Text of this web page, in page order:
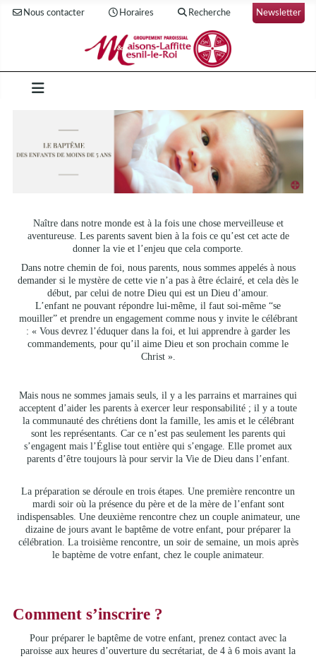
Nous contacter Horaires Recherche Newsletter
Naître dans notre monde est à la fois une chose merveilleuse et
aventureuse. Les parents savent bien à la fois ce qu’est cet acte de
donner la vie et l’enjeu que cela comporte.
Dans notre chemin de foi, nous parents, nous sommes appelés à nous
demander si le mystère de cette vie n’a pas à être éclairé, et cela dès le
début, par celui de notre Dieu qui est un Dieu d’amour.
L’enfant ne pouvant répondre lui-même, il faut soi-même “se
mouiller” et prendre un engagement comme nous y invite le célébrant
: « Vous devrez l’éduquer dans la foi, et lui apprendre à garder les
commandements, pour qu’il aime Dieu et son prochain comme le
Christ ».
Mais nous ne sommes jamais seuls, il y a les parrains et marraines qui
acceptent d’aider les parents à exercer leur responsabilité ; il y a toute
la communauté des chrétiens dont la famille, les amis et le célébrant
sont les représentants. Car ce n’est pas seulement les parents qui
s’engagent mais l’Église tout entière qui s’engage. Elle promet aux
parents d’être toujours là pour servir la Vie de Dieu dans l’enfant.
La préparation se déroule en trois étapes. Une première rencontre un
mardi soir où la présence du père et de la mère de l’enfant sont
indispensables. Une deuxième rencontre chez un couple animateur, une
dizaine de jours avant le baptême de votre enfant, pour préparer la
célébration. La troisième rencontre, un soir de semaine, un mois après
le baptème de votre enfant, chez le couple animateur.
Comment s’inscrire ?
Pour préparer le baptême de votre enfant, prenez contact avec la
paroisse aux heures d’ouverture du secrétariat, de 4 à 6 mois avant la